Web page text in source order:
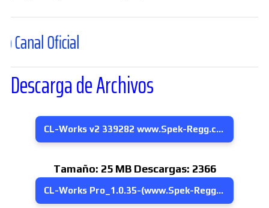
Descarga de Archivos
CL-Works v2 339282 www.Spek-Regg.com
Tamaño: 25 MB Descargas: 2366
CL-Works Pro_1.0.35-(www.Spek-Regg.com)